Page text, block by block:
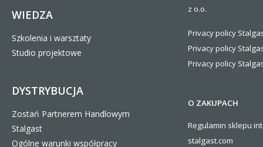
WIEDZA
Szkolenia i warsztaty
Studio projektowe
DYSTRYBUCJA
Zostań Partnerem Handlowym
Stalgast
Ogólne warunki współpracy
z o.o.
Privacy policy
Privacy policy
Privacy policy
O ZAKUPACH
Regulamin sklepu
stalgast.com